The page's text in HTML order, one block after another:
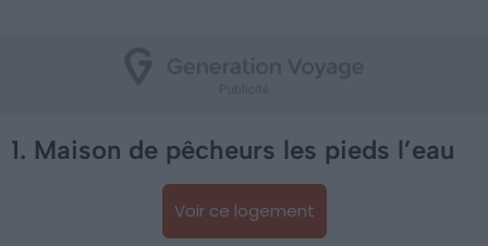
1. Maison de pêcheurs les pieds l’eau
Voir ce logement